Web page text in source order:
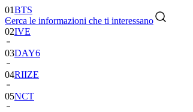
Cerca le informazioni che ti interessano
02IVE
03DAY6
04RIIZE
05NCT
06BLACKPINK